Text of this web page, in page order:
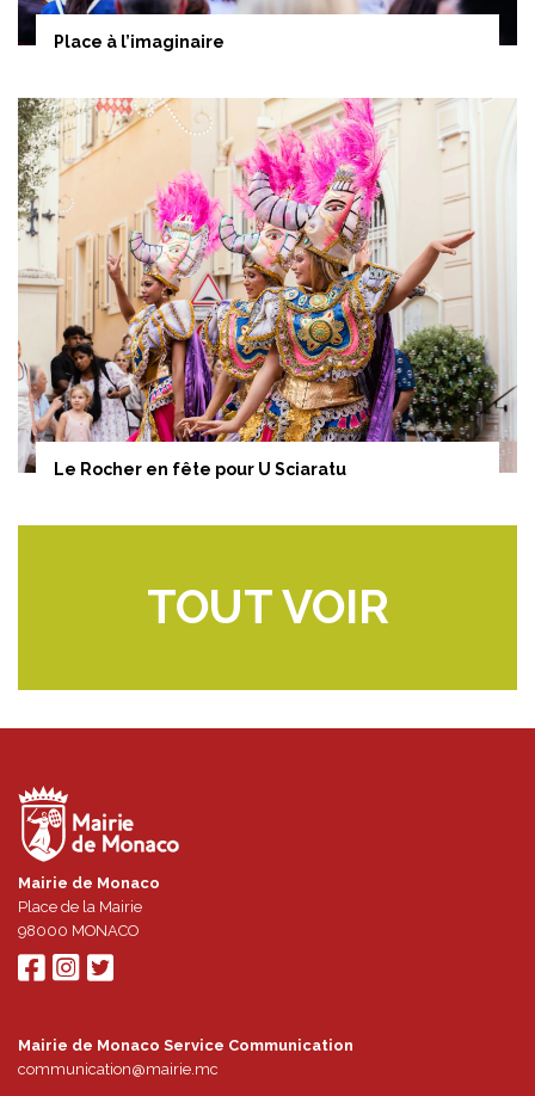
Place à l’imaginaire
Le Rocher en fête pour U Sciaratu
TOUT VOIR
Mairie de Monaco
Place de la Mairie
98000 MONACO
Mairie de Monaco Service Communication
communication@mairie.mc